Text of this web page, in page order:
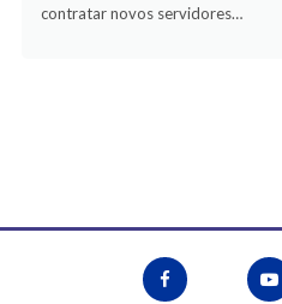
contratar novos servidores…